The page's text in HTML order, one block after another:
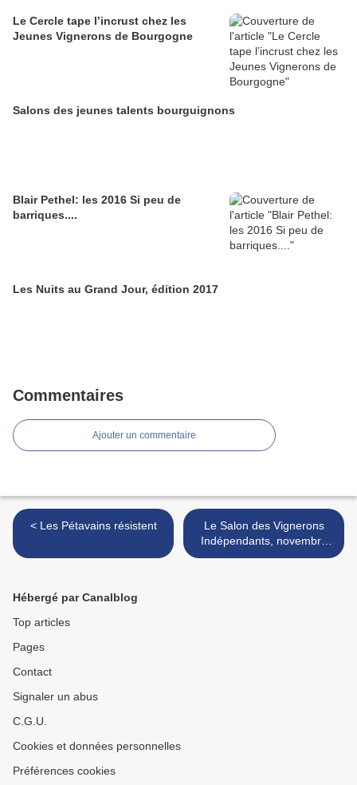
Le Cercle tape l’incrust chez les
Jeunes Vignerons de Bourgogne
Salons des jeunes talents bourguignons
Blair Pethel: les 2016 Si peu de
barriques....
Les Nuits au Grand Jour, édition 2017
Commentaires
Ajouter un commentaire
< Les Pétavains résistent
Le Salon des Vignerons
Indépendants, novembre
2015 >
Hébergé par Canalblog
Top articles
Pages
Contact
Signaler un abus
C.G.U.
Cookies et données personnelles
Préférences cookies